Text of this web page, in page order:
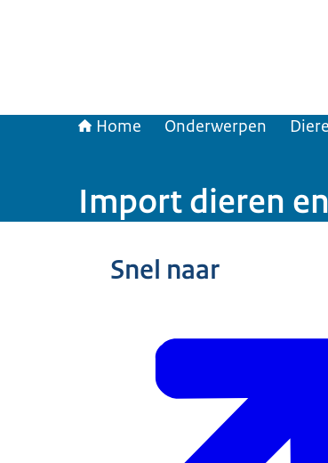
Home Onderwerpen
Import dieren
Snel naar